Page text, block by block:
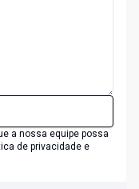
a nossa equipe possa
de privacidade e